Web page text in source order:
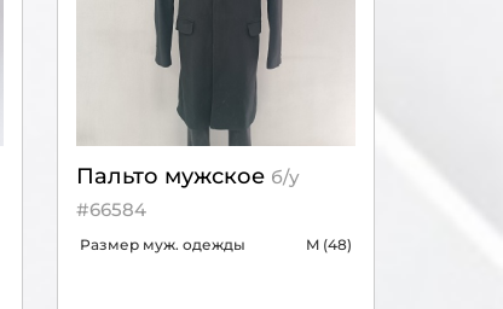
Пальто мужское б/у
#66584
Размер муж. одежды M (48)